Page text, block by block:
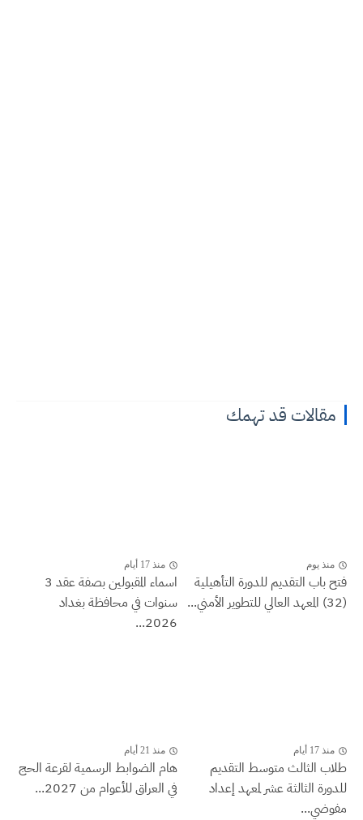
مقالات قد تهمك
منذ يوم
فتح باب التقديم للدورة التأهيلية
(32) المعهد العالي للتطوير الأمني...
منذ 17 أيام
اسماء المقبولين بصفة عقد 3
سنوات في محافظة بغداد
2026...
منذ 17 أيام
طلاب الثالث متوسط التقديم
للدورة الثالثة عشر لمعهد إعداد
مفوضي...
منذ 21 أيام
هام الضوابط الرسمية لقرعة الحج
في العراق للأعوام من 2027...